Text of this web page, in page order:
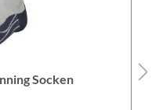
Socken